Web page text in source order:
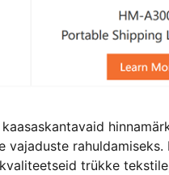
vajaduste
trükke